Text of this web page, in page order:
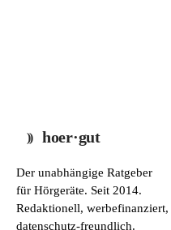
hoer·gut
Der unabhängige Ratgeber
für Hörgeräte. Seit 2014.
Redaktionell, werbefinanziert,
datenschutz-freundlich.